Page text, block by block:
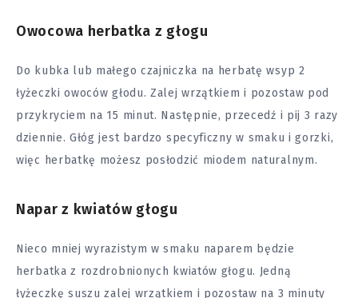
Owocowa herbatka z głogu
Do kubka lub małego czajniczka na herbatę wsyp 2
łyżeczki owoców głodu. Zalej wrzątkiem i pozostaw pod
przykryciem na 15 minut. Następnie, przecedź i pij 3 razy
dziennie. Głóg jest bardzo specyficzny w smaku i gorzki,
więc herbatkę możesz posłodzić miodem naturalnym.
Napar z kwiatów głogu
Nieco mniej wyrazistym w smaku naparem będzie
herbatka z rozdrobnionych kwiatów głogu. Jedną
łyżeczkę suszu zalej wrzątkiem i pozostaw na 3 minuty